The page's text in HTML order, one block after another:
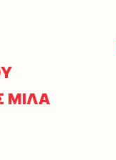
ΜΙΛΑ